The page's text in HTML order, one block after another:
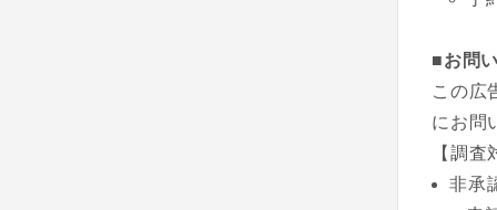
■お問
この広
にお問
【調
非承